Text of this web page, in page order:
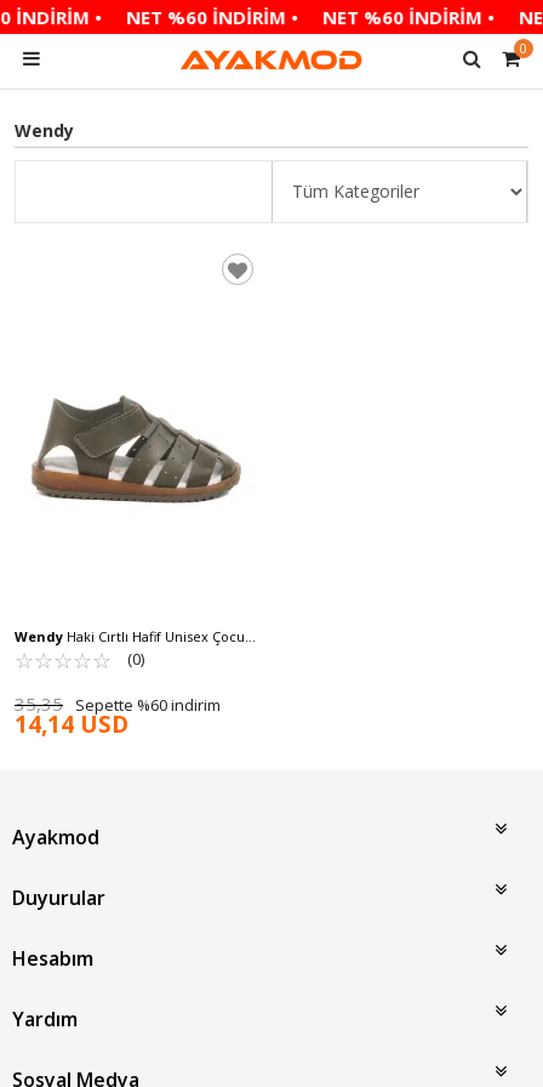
İNDİRİM • NET %60 İNDİRİM • NET %60 İNDİRİM •
0
Wendy
Wendy Haki Cırtlı Hafif Unisex Çocuk
Sandalet 17370 B
☆☆☆☆☆
★★★★★ (0)
35,35 Sepette %60 indirim
14,14 USD
Ayakmod
Duyurular
Hesabım
Yardım
Sosyal Medya